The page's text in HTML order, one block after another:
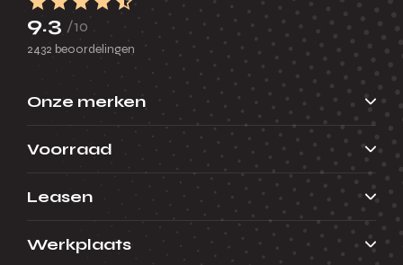
9.3 /10
2432 beoordelingen
Onze merken
Voorraad
Leasen
Werkplaats